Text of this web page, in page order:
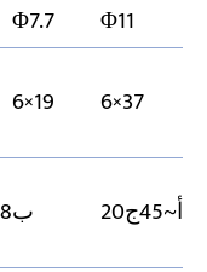
Φ7.7 Φ11
6×19 6×37
16~28ب 20أ~45ج